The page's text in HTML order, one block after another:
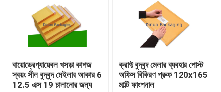
বায়োড্রেগ্যায়েবল খসড়া কাগজ
স্বয়ং সীল বুদ্বুদ মেইলার আকার 6
12.5 এক্স 19 চালানোর জন্য
ক্রাফ্ট বুদ্বুদ মেলার ব্যবহার পোস্ট
অফিস বিকিরণ প্রুফ 120x165
মাল্টি ফাংশনাল